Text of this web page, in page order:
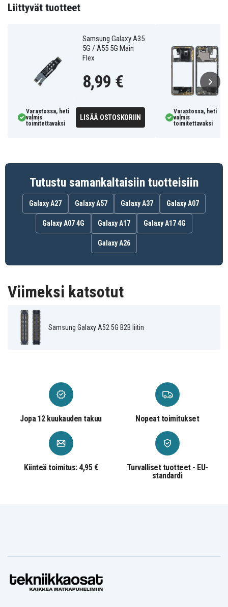
Liittyvät tuotteet
Samsung Galaxy A35
5G / A55 5G Main
Flex
8,99 €
Varastossa, heti
valmis
toimitettavaksi
LISÄÄ OSTOSKORIIN
Varastossa, heti
valmis
toimitettavaksi
Tutustu samankaltaisiin tuotteisiin
Galaxy A27 Galaxy A57 Galaxy A37 Galaxy A07
Galaxy A07 4G Galaxy A17 Galaxy A17 4G
Galaxy A26
Viimeksi katsotut
Samsung Galaxy A52 5G B2B liitin
Jopa 12 kuukauden takuu Nopeat toimitukset
Kiinteä toimitus: 4,95 €
Turvalliset tuotteet - EU-
standardi